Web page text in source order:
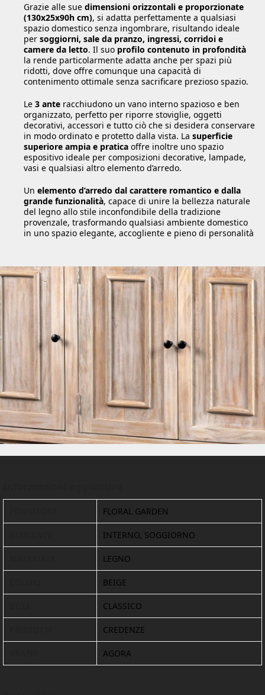
Grazie alle sue dimensioni orizzontali e proporzionate
(130x25x90h cm), si adatta perfettamente a qualsiasi
spazio domestico senza ingombrare, risultando ideale
per soggiorni, sale da pranzo, ingressi, corridoi e
camere da letto. Il suo profilo contenuto in profondità
la rende particolarmente adatta anche per spazi più
ridotti, dove offre comunque una capacità di
contenimento ottimale senza sacrificare prezioso spazio.
Le 3 ante racchiudono un vano interno spazioso e ben
organizzato, perfetto per riporre stoviglie, oggetti
decorativi, accessori e tutto ciò che si desidera conservare
in modo ordinato e protetto dalla vista. La superficie
superiore ampia e pratica offre inoltre uno spazio
espositivo ideale per composizioni decorative, lampade,
vasi e qualsiasi altro elemento d’arredo.
Un elemento d’arredo dal carattere romantico e dalla
grande funzionalità, capace di unire la bellezza naturale
del legno allo stile inconfondibile della tradizione
provenzale, trasformando qualsiasi ambiente domestico
in uno spazio elegante, accogliente e pieno di personalità
FLORAL GARDEN
INTERNO, SOGGIORNO
LEGNO
BEIGE
CLASSICO
CREDENZE
AGORA